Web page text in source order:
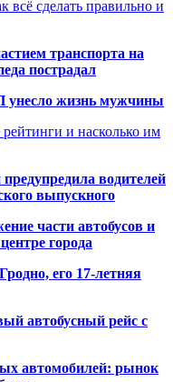
всё сделать правильно и
транспорта на
пострадал
унесло жизнь мужчины
и насколько им
водителей
выпускного
части автобусов и
города
его 17-летняя
автобусный рейс с
автомобилей: рынок